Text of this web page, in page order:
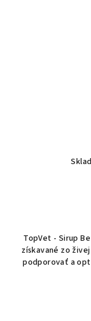
TopVet - Sirup
získavané zo
podporovať a